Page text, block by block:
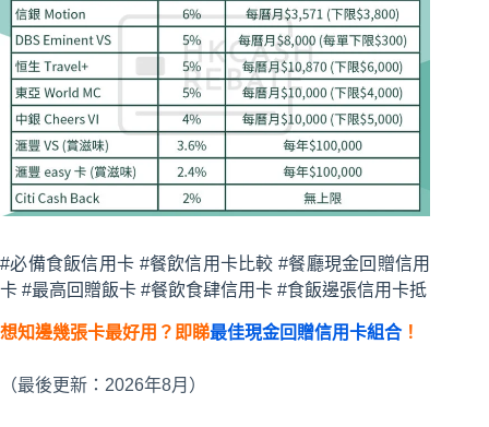
#必備食飯信用卡 #餐飲信用卡比較 #餐廳現金回贈信用
卡 #最高回贈飯卡 #餐飲食肆信用卡 #食飯邊張信用卡抵
想知邊幾張卡最好用？即睇最佳現金回贈信用卡組合 ！
（最後更新：2026年8月）